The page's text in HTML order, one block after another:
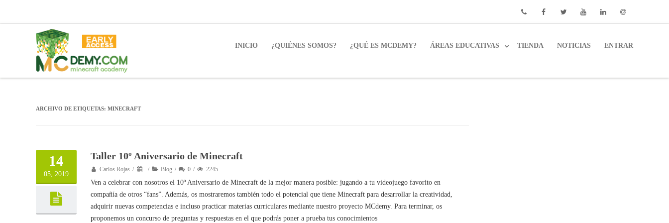
INICIO
¿QUIÉNES SOMOS? ¿QUÉ ES MCDEMY? ÁREAS EDUCATIVAS TIENDA NOTICIAS ENTRAR
ARCHIVO DE ETIQUETAS: MINECRAFT
14
05, 2019
Taller 10º Aniversario de Minecraft
Carlos Rojas Blog 0 2245
Ven a celebrar con nosotros el 10º Aniversario de Minecraft de la mejor manera posible: jugando a tu videojuego favorito en
compañía de otros “fans”. Además, os mostraremos también todo el potencial que tiene Minecraft para desarrollar la creatividad,
adquirir nuevas competencias e incluso practicar materias curriculares mediante nuestro proyecto MCdemy. Para terminar, os
proponemos un concurso de preguntas y respuestas en el que podrás poner a prueba tus conocimientos